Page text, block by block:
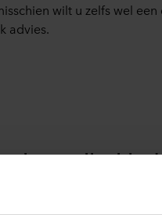
wilt u zelfs wel
advies.